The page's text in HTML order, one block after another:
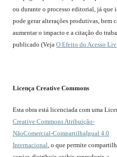
ou durante o processo editorial, já que
pode gerar alterações produtivas, bem
aumentar o impacto e a citação do
publicado (Veja O Efeito do Acesso
Licença Creative Commons
Esta obra está licenciada com uma
Creative Commons Atribuição-
NãoComercial-CompartilhaIgual 4.0
Internacional , o que permite